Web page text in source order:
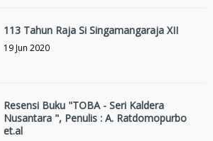
113 Tahun Raja Si Singamangaraja XII
19 Jun 2020
Resensi Buku "TOBA - Seri Kaldera
Nusantara ", Penulis : A. Ratdomopurbo
et.al